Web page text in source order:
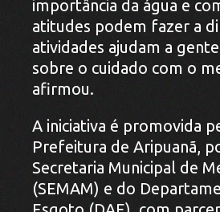
importância da água e
atitudes podem fazer a
atividades ajudam a
sobre o cuidado com o
afirmou.
A iniciativa é promovida
Prefeitura de Aripuanã,
Secretaria Municipal de
(SEMAM) e do